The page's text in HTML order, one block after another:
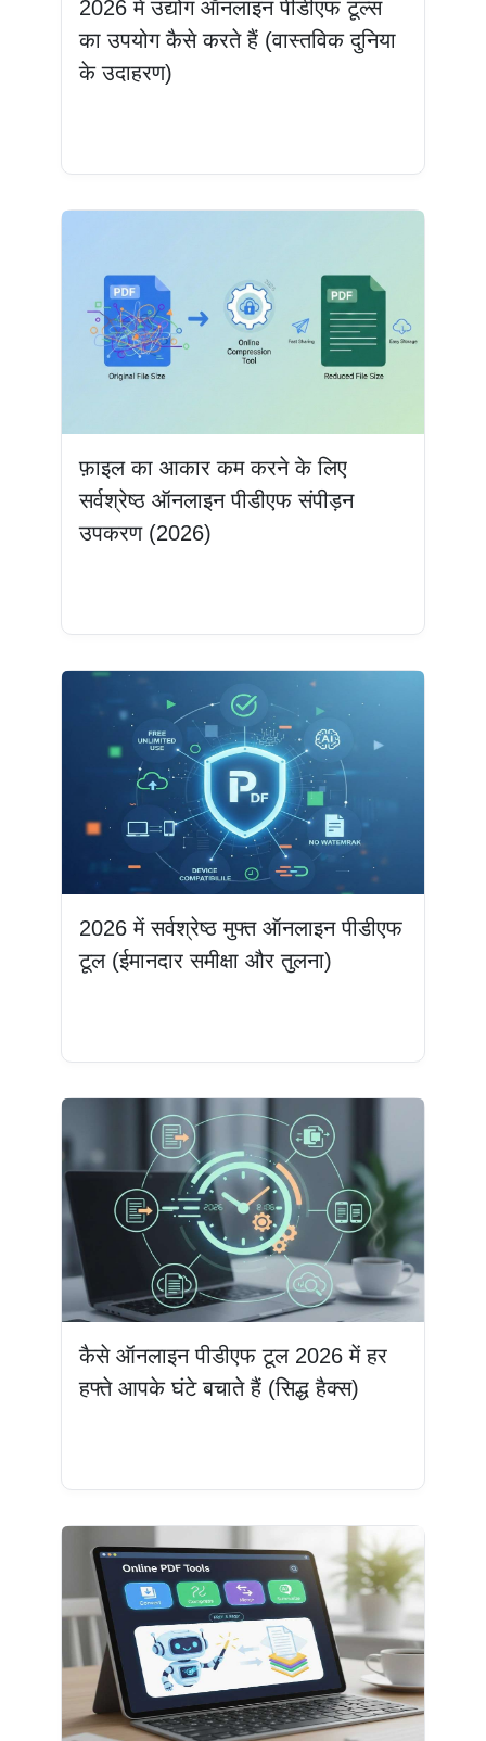
2026 में उद्योग ऑनलाइन पीडीएफ टूल्स
का उपयोग कैसे करते हैं (वास्तविक दुनिया
के उदाहरण)
फ़ाइल का आकार कम करने के लिए
सर्वश्रेष्ठ ऑनलाइन पीडीएफ संपीड़न
उपकरण (2026)
2026 में सर्वश्रेष्ठ मुफ्त ऑनलाइन पीडीएफ
टूल (ईमानदार समीक्षा और तुलना)
कैसे ऑनलाइन पीडीएफ टूल 2026 में हर
हफ्ते आपके घंटे बचाते हैं (सिद्ध हैक्स)